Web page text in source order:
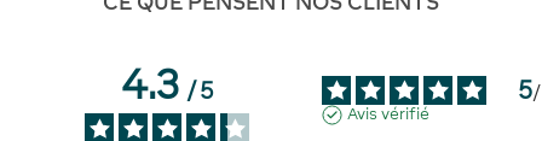
4.3/5 5/
Avis vérifié